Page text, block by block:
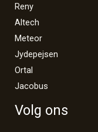
Reny
Altech
Meteor
Jydepejsen
Ortal
Jacobus
Volg ons